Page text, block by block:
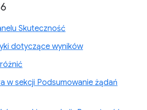
Skuteczność
dotyczące wyników
w sekcji Podsumowanie żądań